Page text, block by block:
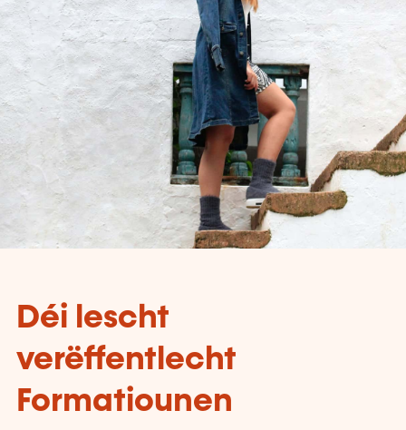
Déi lescht
verëffentlecht
Formatiounen